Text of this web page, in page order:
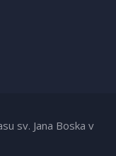
sv. Jana Boska v